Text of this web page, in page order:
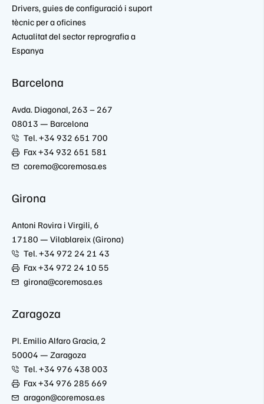
Drivers, guies de configuració i suport
tècnic per a oficines
Actualitat del sector reprografia a
Espanya
Barcelona
Avda. Diagonal, 263 – 267
08013 — Barcelona
Tel. +34 932 651 700
Fax +34 932 651 581
coremo@coremosa.es
Girona
Antoni Rovira i Virgili, 6
17180 — Vilablareix (Girona)
Tel. +34 972 24 21 43
Fax +34 972 24 10 55
girona@coremosa.es
Zaragoza
Pl. Emilio Alfaro Gracia, 2
50004 — Zaragoza
Tel. +34 976 438 003
Fax +34 976 285 669
aragon@coremosa.es